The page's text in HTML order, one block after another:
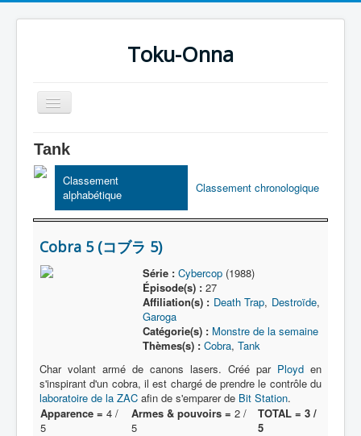
Toku-Onna
Basculer
la
Accueil
Toku-Actrices
Toku-Critiques
Séries
Films
COSAA
Lexique
Série
Acteur
Tank
Classement
alphabétique
Classement chronologique
Cobra 5 (コブラ 5)
Série : Cybercop(1988)
Épisode(s) :27
Affiliation(s) : Death Trap, Destroïde,
Garoga
Catégorie(s) : Monstre de la semaine
Thèmes(s) : Cobra, Tank
Char volant armé de canons lasers. Créé par Ployd en
s'inspirant d'un cobra, il est chargé de prendre le contrôle du
laboratoire de la ZAC afin de s'emparer de Bit Station.
Apparence = 4 /
5
Armes & pouvoirs = 2 /
5
TOTAL = 3 /
5